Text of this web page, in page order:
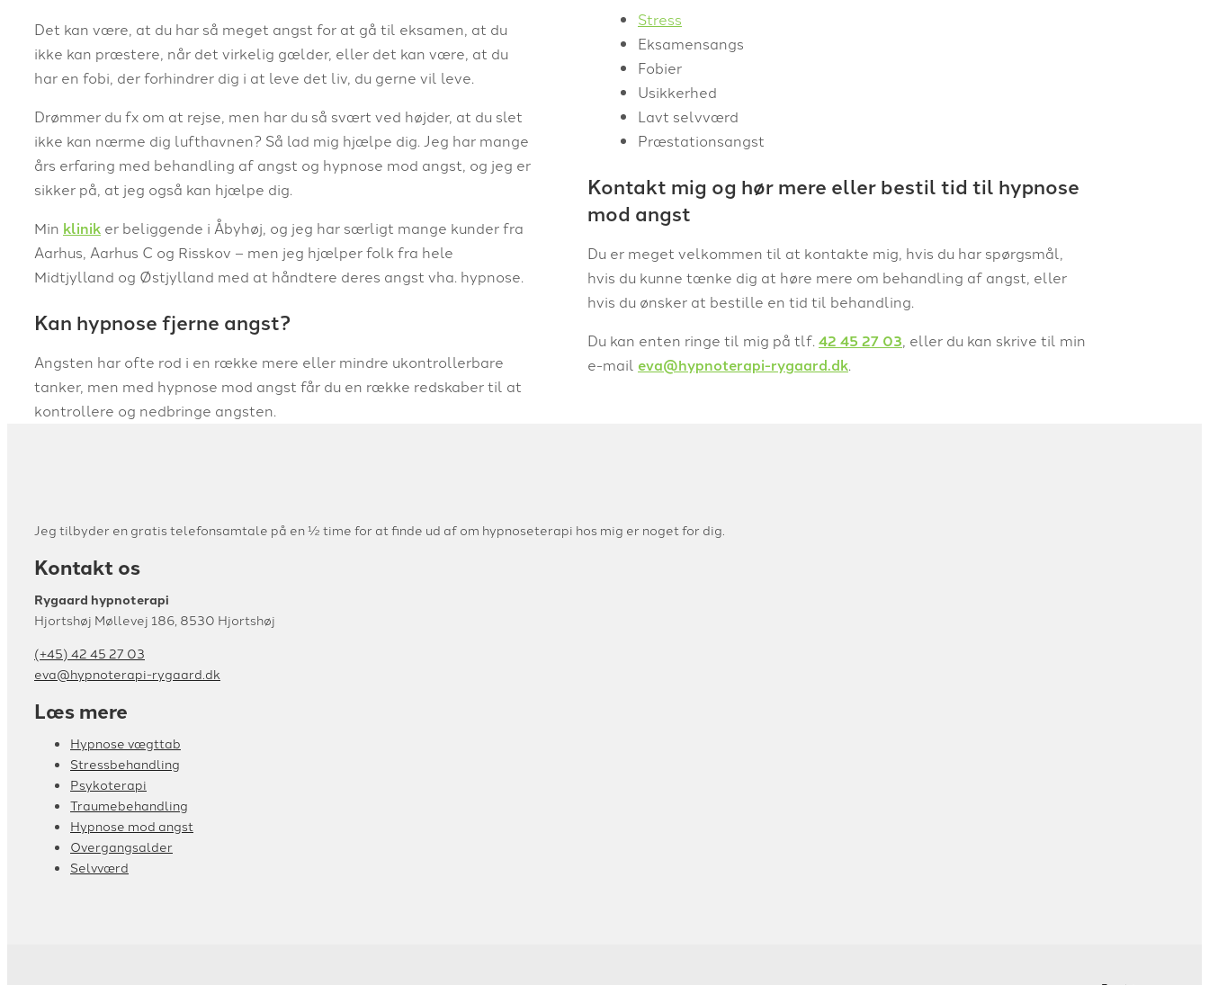
Det kan være, at du har så meget angst for at gå til eksamen, at du
ikke kan præstere, når det virkelig gælder, eller det kan være, at du
har en fobi, der forhindrer dig i at leve det liv, du gerne vil leve.
Drømmer du fx om at rejse, men har du så svært ved højder, at du slet
ikke kan nærme dig lufthavnen? Så lad mig hjælpe dig. Jeg har mange
års erfaring med behandling af angst og hypnose mod angst, og jeg er
sikker på, at jeg også kan hjælpe dig.
Min klinik er beliggende i Åbyhøj, og jeg har særligt mange kunder fra
Aarhus, Aarhus C og Risskov – men jeg hjælper folk fra hele
Midtjylland og Østjylland med at håndtere deres angst vha. hypnose.
Kan hypnose fjerne angst?
Angsten har ofte rod i en række mere eller mindre ukontrollerbare
tanker, men med hypnose mod angst får du en række redskaber til at
kontrollere og nedbringe angsten.
Stress
Eksamensangs
Fobier
Usikkerhed
Lavt selvværd
Præstationsangst
Kontakt mig og hør mere eller bestil tid til hypnose
mod angst
Du er meget velkommen til at kontakte mig, hvis du har spørgsmål,
hvis du kunne tænke dig at høre mere om behandling af angst, eller
hvis du ønsker at bestille en tid til behandling.
Du kan enten ringe til mig på tlf. 42 45 27 03, eller du kan skrive til min
e-mail eva@hypnoterapi-rygaard.dk.​
Jeg tilbyder en gratis telefonsamtale på en ½ time for at finde ud af om hypnoseterapi hos mig er noget for dig.
Kontakt os
Rygaard hypnoterapi
Hjortshøj Møllevej 186, 8530 Hjortshøj
(+45) 42 45 27 03
eva@hypnoterapi-rygaard.dk
Læs mere
Hypnose vægttab
Stressbehandling
Psykoterapi
Traumebehandling
Hypnose mod angst
Overgangsalder
Selvværd